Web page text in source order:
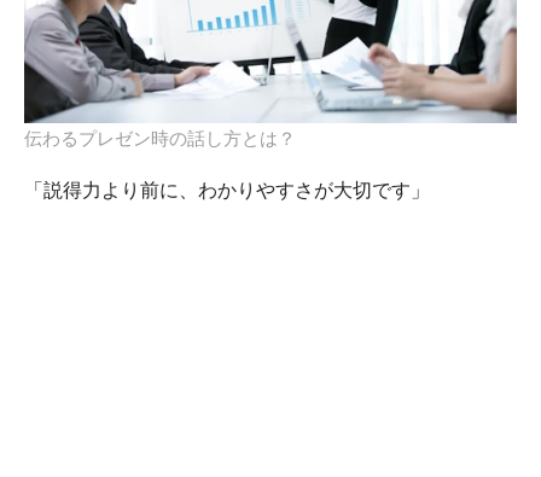
伝わるプレゼン時の話し方とは？
「説得力より前に、わかりやすさが大切です」